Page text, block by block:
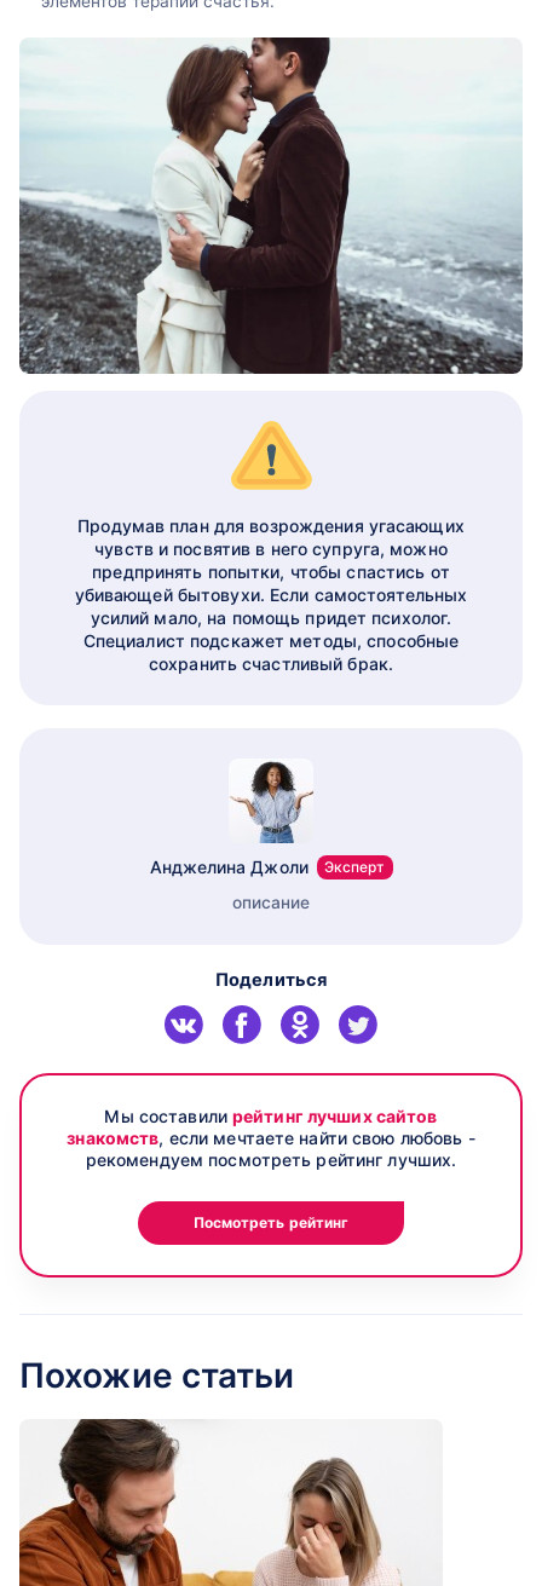
Продумав план для возрождения угасающих
чувств и посвятив в него супруга, можно
предпринять попытки, чтобы спастись от
убивающей бытовухи. Если самостоятельных
усилий мало, на помощь придет психолог.
Специалист подскажет методы, способные
сохранить счастливый брак.
Анджелина Джоли Эксперт
описание
Поделиться
Мы составилирейтинг лучших сайтов
знакомств, если мечтаете найти свою любовь -
рекомендуем посмотреть рейтинг лучших.
Посмотреть рейтинг
Похожие статьи